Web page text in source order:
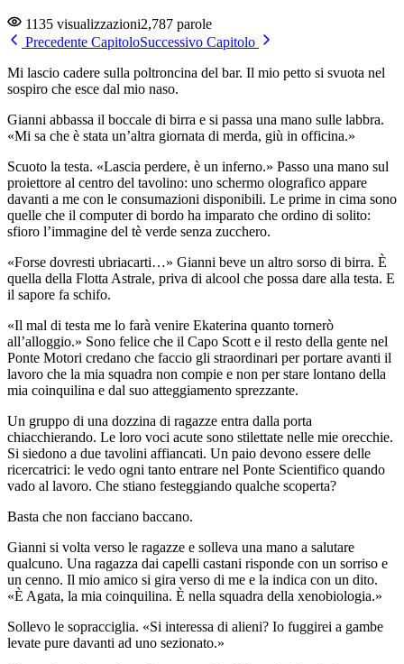
1135 visualizzazioni2,787 parole
Precedente CapitoloSuccessivo Capitolo
Mi lascio cadere sulla poltroncina del bar. Il mio petto si svuota nel
sospiro che esce dal mio naso.
Gianni abbassa il boccale di birra e si passa una mano sulle labbra.
«Mi sa che è stata un’altra giornata di merda, giù in officina.»
Scuoto la testa. «Lascia perdere, è un inferno.» Passo una mano sul
proiettore al centro del tavolino: uno schermo olografico appare
davanti a me con le consumazioni disponibili. Le prime in cima sono
quelle che il computer di bordo ha imparato che ordino di solito:
sfioro l’immagine del tè verde senza zucchero.
«Forse dovresti ubriacarti…» Gianni beve un altro sorso di birra. È
quella della Flotta Astrale, priva di alcool che possa dare alla testa. E
il sapore fa schifo.
«Il mal di testa me lo farà venire Ekaterina quanto tornerò
all’alloggio.» Sono felice che il Capo Scott e il resto della gente nel
Ponte Motori credano che faccio gli straordinari per portare avanti il
lavoro che la mia squadra non compie e non per stare lontano della
mia coinquilina e dal suo atteggiamento sprezzante.
Un gruppo di una dozzina di ragazze entra dalla porta
chiacchierando. Le loro voci acute sono stilettate nelle mie orecchie.
Si siedono a due tavolini affiancati. Un paio devono essere delle
ricercatrici: le vedo ogni tanto entrare nel Ponte Scientifico quando
vado al lavoro. Che stiano festeggiando qualche scoperta?
Basta che non facciano baccano.
Gianni si volta verso le ragazze e solleva una mano a salutare
qualcuno. Una ragazza dai capelli castani risponde con un sorriso e
un cenno. Il mio amico si gira verso di me e la indica con un dito.
«È Agata, la mia coinquilina. È nella squadra della xenobiologia.»
Sollevo le sopracciglia. «Si interessa di alieni? Io fuggirei a gambe
levate pure davanti ad uno sezionato.»